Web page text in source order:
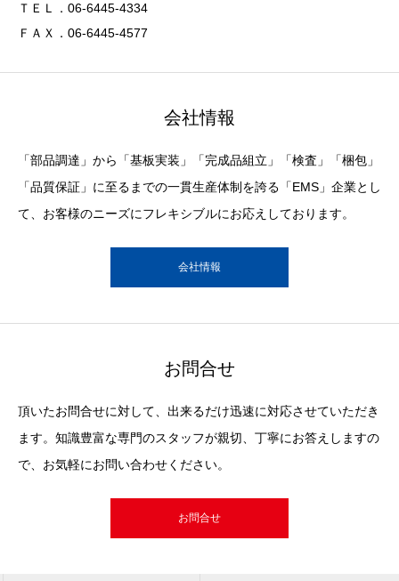
ＴＥＬ．06-6445-4334
ＦＡＸ．06-6445-4577
会社情報
「部品調達」から「基板実装」「完成品組立」「検査」「梱包」
「品質保証」に至るまでの一貫生産体制を誇る「EMS」企業とし
て、お客様のニーズにフレキシブルにお応えしております。
会社情報
お問合せ
頂いたお問合せに対して、出来るだけ迅速に対応させていただき
ます。知識豊富な専門のスタッフが親切、丁寧にお答えしますの
で、お気軽にお問い合わせください。
お問合せ